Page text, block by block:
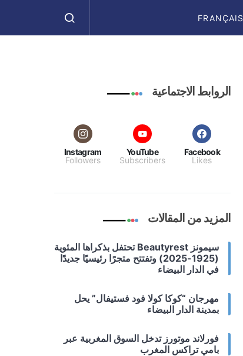
FRANÇAIS
الروابط الاجتماعية
Facebook
Likes
YouTube
Subscribers
Instagram
Followers
المزيد من المقالات
سيمونز Beautyrest تحتفل بذكراها المئوية
(1925-2025) وتفتتح متجرًا رئيسيًا جديدًا
في الدار البيضاء
مهرجان “كوكا كولا فود فستيفال” يحل
بمدينة الدار البيضاء
فورلاند موتورز تدخل السوق المغربية عبر
بامي تراكس المغرب